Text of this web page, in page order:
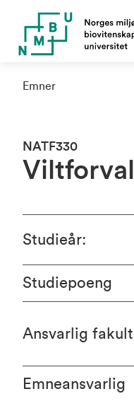
Emner
NATF330
Studieår:
Studiepoeng
Ansvarlig
Emneansvarlig